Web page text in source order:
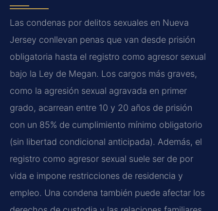
Las condenas por delitos sexuales en Nueva
Jersey conllevan penas que van desde prisión
obligatoria hasta el registro como agresor sexual
bajo la Ley de Megan. Los cargos más graves,
como la agresión sexual agravada en primer
grado, acarrean entre 10 y 20 años de prisión
con un 85% de cumplimiento mínimo obligatorio
(sin libertad condicional anticipada). Además, el
registro como agresor sexual suele ser de por
vida e impone restricciones de residencia y
empleo. Una condena también puede afectar los